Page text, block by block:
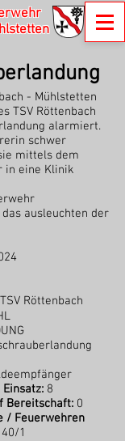
- Mühlstetten
TSV Röttenbach
alarmiert.
schwer
mittels dem
in eine Klinik
ausleuchten der
Röttenbach
8
Bereitschaft: 0
/ Feuerwehren
1